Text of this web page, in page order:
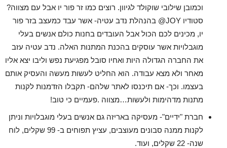
וכמובן שילובי שוקולד לגיוון. רוצים כמו זר פור יו אבל עם מצווה?
סטודיו JOY@ בהנהלת נדב עטיה- אשר עבד כמעצב בזר פור
יו, מכינים לכם הכול אבל העובדים בחנות כולם אנשים בעלי
מוגבלויות אשר עוסקים בהכנת המתנות האלה. נדב עטיה עזב
את החברה הגדולה היות ואחיו סובל מפגיעת נפש וליבו יצא אליו
מאחר ולא מצא עבודה. הוא החליט לעשות מעשה והעסיק אותם
בעצמו. וכך- אם תיכנסו לאתר שלהם- תקבלו הזדמנות לקנות
מתנות מדהימות ולעשות…מצווה .פעמיים כי טוב!
חברת "ידיים"- מעסיקה באריזה גם אנשים בעלי מוגבלויות וניתן
לקנות ממנה סבונים מעוצבים, עציץ תפוחים ב- 99 שקלים, לוח
שנה- 22 שקלים, ועוד.